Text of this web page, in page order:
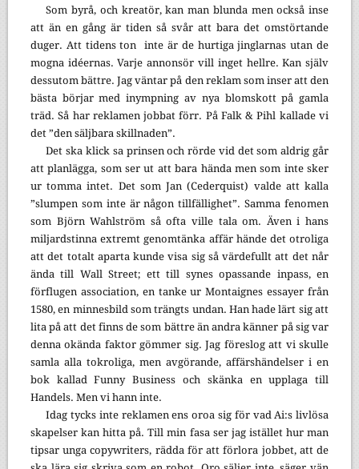
Som byrå, och kreatör, kan man blunda men också inse
att än en gång är tiden så svår att bara det omstörtande
duger. Att tidens ton inte är de hurtiga jinglarnas utan de
mogna idéernas. Varje annonsör vill inget hellre. Kan själv
dessutom bättre. Jag väntar på den reklam som inser att den
bästa börjar med inympning av nya blomskott på gamla
träd. Så har reklamen jobbat förr. På Falk & Pihl kallade vi
det ”den säljbara skillnaden”.
Det ska klick sa prinsen och rörde vid det som aldrig går
att planlägga, som ser ut att bara hända men som inte sker
ur tomma intet. Det som Jan (Cederquist) valde att kalla
”slumpen som inte är någon tillfällighet”. Samma fenomen
som Björn Wahlström så ofta ville tala om. Även i hans
miljardstinna extremt genomtänka affär hände det otroliga
att det totalt aparta kunde visa sig så värdefullt att det når
ända till Wall Street; ett till synes opassande inpass, en
förflugen association, en tanke ur Montaignes essayer från
1580, en minnesbild som trängts undan. Han hade lärt sig att
lita på att det finns de som bättre än andra känner på sig var
denna okända faktor gömmer sig. Jag föreslog att vi skulle
samla alla tokroliga, men avgörande, affärshändelser i en
bok kallad Funny Business och skänka en upplaga till
Handels. Men vi hann inte.
Idag tycks inte reklamen ens oroa sig för vad Ai:s livlösa
skapelser kan hitta på. Till min fasa ser jag istället hur man
tipsar unga copywriters, rädda för att förlora jobbet, att de